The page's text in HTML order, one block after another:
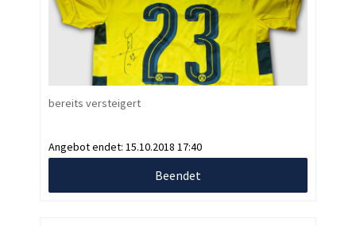
bereits versteigert
Angebot endet: 15.10.2018 17:40
Beendet